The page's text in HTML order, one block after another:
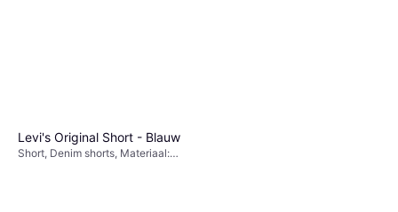
Levi's Original Short - Blauw
Short, Denim shorts, Materiaal: